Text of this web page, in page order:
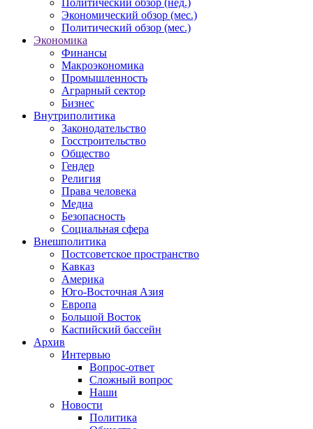
Политический обзор (нед.)
Экономический обзор (мес.)
Политический обзор (мес.)
Экономика
Финансы
Макроэкономика
Промышленность
Аграрный сектор
Бизнес
Внутриполитика
Законодательство
Госстроительство
Общество
Гендер
Религия
Права человека
Медиа
Безопасность
Социальная сфера
Внешполитика
Постсоветское пространство
Кавказ
Америка
Юго-Восточная Азия
Европа
Большой Восток
Каспийский бассейн
Архив
Интервью
Вопрос-ответ
Сложный вопрос
Наши
Новости
Политика